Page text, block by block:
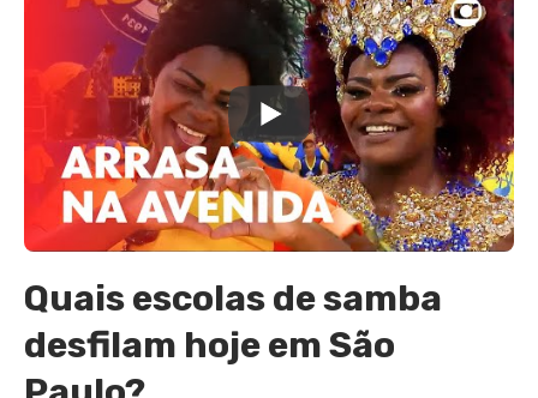
Quais escolas de samba
desfilam hoje em São